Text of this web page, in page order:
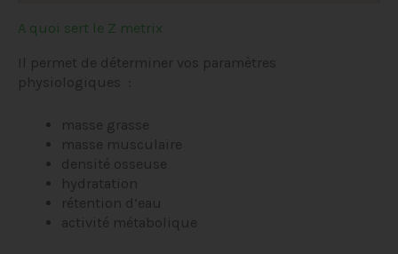
A quoi sert le Z metrix
Il permet de déterminer vos paramètres
physiologiques :
masse grasse
masse musculaire
densité osseuse
hydratation
rétention d’eau
activité métabolique